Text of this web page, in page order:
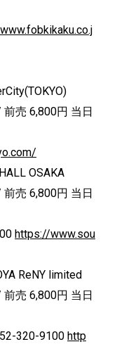
売 6,800円 当日
OSAKA
売 6,800円 当日
https://www.sou
ReNY limited
売 6,800円 当日
320-9100 http